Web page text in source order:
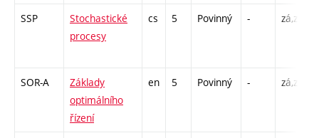
SSP
Stochastické
procesy
cs 5 Povinný - zá,zk
SOR-A
Základy
optimálního
řízení
en 5 Povinný - zá,zk